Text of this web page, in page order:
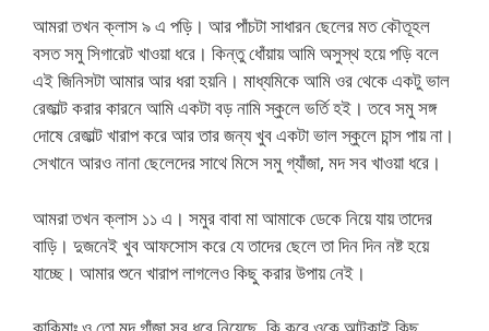
আমরা তখন ক্লাস ৯ এ পড়ি। আর পাঁচটা সাধারন ছেলের মত কৌতূহল
বসত সমু সিগারেট খাওয়া ধরে। কিন্তু ধোঁয়ায় আমি অসুস্থ হয়ে পড়ি বলে
এই জিনিসটা আমার আর ধরা হয়নি। মাধ্যমিকে আমি ওর থেকে একটু ভাল
রেজাল্ট করার কারনে আমি একটা বড় নামি স্কুলে ভর্তি হই। তবে সমু সঙ্গ
দোষে রেজাল্ট খারাপ করে আর তার জন্য খুব একটা ভাল স্কুলে চান্স পায় না।
সেখানে আরও নানা ছেলেদের সাথে মিসে সমু গ্যাঁজা, মদ সব খাওয়া ধরে।
আমরা তখন ক্লাস ১১ এ। সমুর বাবা মা আমাকে ডেকে নিয়ে যায় তাদের
বাড়ি। দুজনেই খুব আফসোস করে যে তাদের ছেলে তা দিন দিন নষ্ট হয়ে
যাচ্ছে। আমার শুনে খারাপ লাগলেও কিছু করার উপায় নেই।